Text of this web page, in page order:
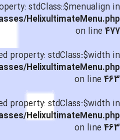
stdClass::$menualign in
HelixultimateMenu.php
on line477
property: stdClass::$width in
HelixultimateMenu.php
on line463
property: stdClass::$width in
HelixultimateMenu.php
on line463